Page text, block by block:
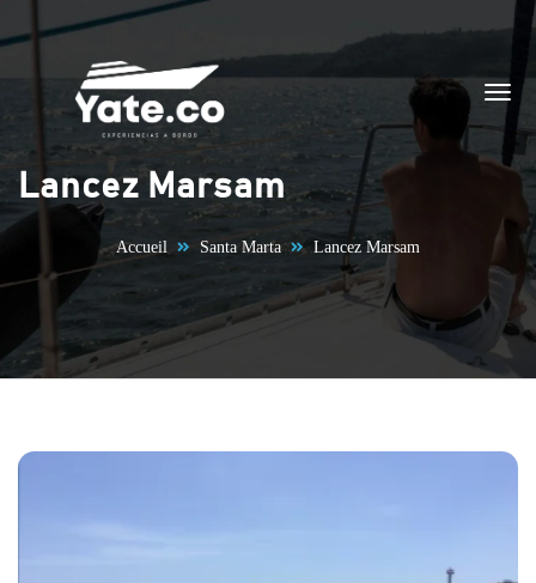
Aller au contenu
Lancez Marsam
Accueil Santa Marta Lancez Marsam